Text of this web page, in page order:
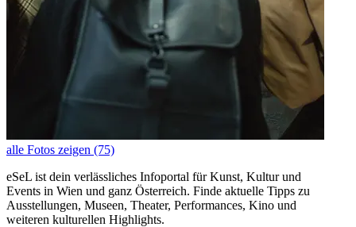
alle Fotos zeigen (75)
eSeL ist dein verlässliches Infoportal für Kunst, Kultur und
Events in Wien und ganz Österreich. Finde aktuelle Tipps zu
Ausstellungen, Museen, Theater, Performances, Kino und
weiteren kulturellen Highlights.